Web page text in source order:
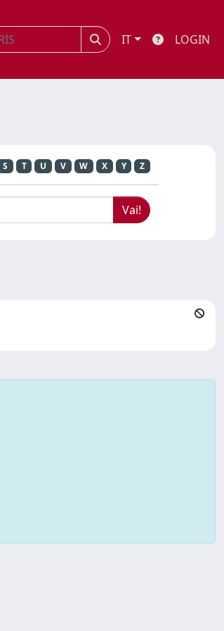
IT LOGIN
S T U V W X Y Z